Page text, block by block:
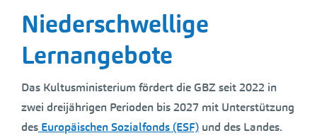
Niederschwellige
Lernangebote
Das Kultusministerium fördert die GBZ seit 2022 in
zwei dreijährigen Perioden bis 2027 mit Unterstützung
des Europäischen Sozialfonds (ESF) und des Landes.